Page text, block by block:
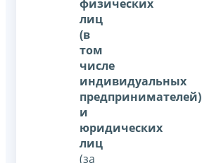
физических
лиц
(в
том
числе
индивидуальных
предпринимателей)
и
юридических
лиц
(за